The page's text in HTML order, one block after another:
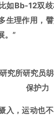
如Bb-12双
生理作用，
。”
究所研究员
保护力
入，运动也不